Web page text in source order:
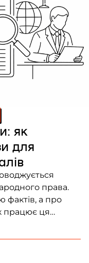
як
для
права.
фактів, а про
працює ця